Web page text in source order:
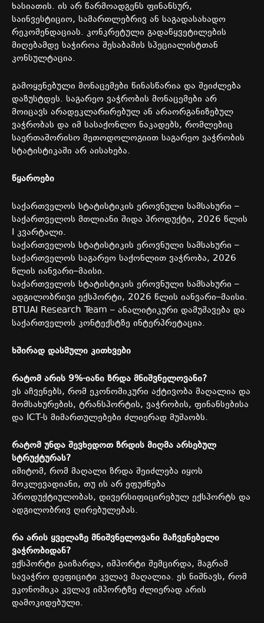
ხასიათის. ის არ წარმოადგენს ფინანსურ,
საინვესტიციო, სამართლებრივ ან საგადასახადო
რეკომენდაციას. კონკრეტული გადაწყვეტილების
მიღებამდე საჭიროა შესაბამის სპეციალისტთან
კონსულტაცია.
გამოყენებული მონაცემები წინასწარია და შეიძლება
დაზუსტდეს. საგარეო ვაჭრობის მონაცემები არ
მოიცავს არადეკლარირებულ ან არაორგანიზებულ
ვაჭრობას და იმ სასაქონლო ნაკადებს, რომლებიც
საერთაშორისო მეთოდოლოგიით საგარეო ვაჭრობის
სტატისტიკაში არ აისახება.
წყაროები
საქართველოს სტატისტიკის ეროვნული სამსახური –
საქართველოს მთლიანი შიდა პროდუქტი, 2026 წლის
I კვარტალი.
საქართველოს სტატისტიკის ეროვნული სამსახური –
საქართველოს საგარეო საქონლით ვაჭრობა, 2026
წლის იანვარი–მაისი.
საქართველოს სტატისტიკის ეროვნული სამსახური –
ადგილობრივი ექსპორტი, 2026 წლის იანვარი–მაისი.
BTUAI Research Team – ანალიტიკური დამუშავება და
საქართველოს კონტექსტზე ინტერპრეტაცია.
ხშირად დასმული კითხვები
რატომ არის 9%-იანი ზრდა მნიშვნელოვანი?
ეს აჩვენებს, რომ ეკონომიკური აქტივობა მაღალია და
მომსახურების, ტრანსპორტის, ვაჭრობის, ფინანსებისა
და ICT-ს მიმართულებები ძლიერად მუშაობს.
რატომ უნდა შევხედოთ ზრდის მიღმა არსებულ
სტრუქტურას?
იმიტომ, რომ მაღალი ზრდა შეიძლება იყოს
მოკლევადიანი, თუ ის არ ეფუძნება
პროდუქტიულობას, დივერსიფიცირებულ ექსპორტს და
ადგილობრივ ღირებულებას.
რა არის ყველაზე მნიშვნელოვანი მაჩვენებელი
ვაჭრობიდან?
ექსპორტი გაიზარდა, იმპორტი შემცირდა, მაგრამ
სავაჭრო დეფიციტი კვლავ მაღალია. ეს ნიშნავს, რომ
ეკონომიკა კვლავ იმპორტზე ძლიერად არის
დამოკიდებული.